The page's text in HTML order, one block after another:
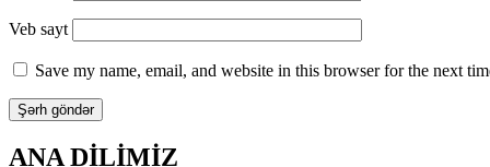
Veb sayt
Save my name, email, and website in this browser for the next
ANA DİLİMİZ